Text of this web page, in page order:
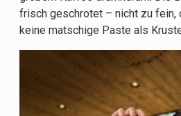
frisch geschrotet – nicht zu fein,
keine matschige Paste als